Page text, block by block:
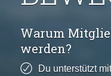
Warum
werden?
Du unterstützt